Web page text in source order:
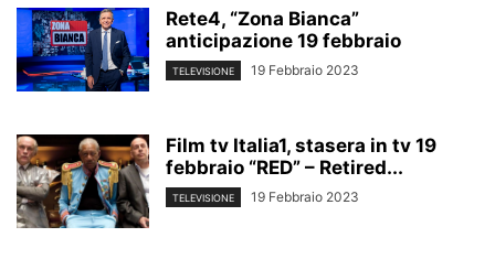
Rete4, “Zona Bianca”
anticipazione 19 febbraio
TELEVISIONE 19 Febbraio 2023
Film tv Italia1, stasera in tv 19
febbraio “RED” – Retired...
TELEVISIONE 19 Febbraio 2023